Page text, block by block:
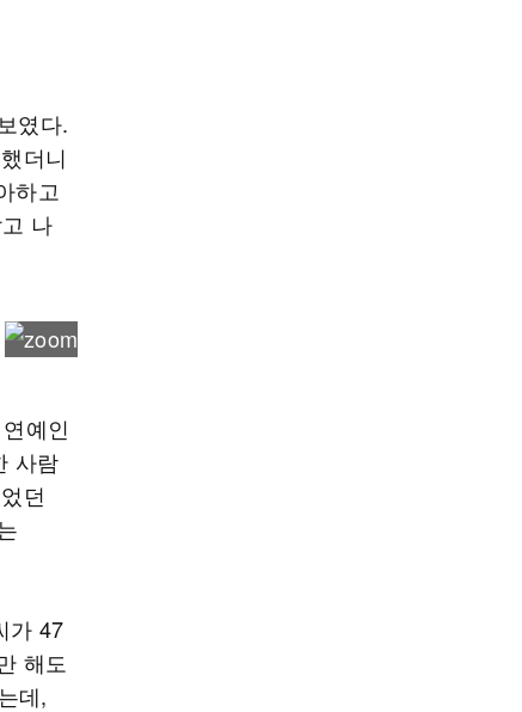
였다.
더니
하고
나
예인
사람
던
가 47
해도
데,